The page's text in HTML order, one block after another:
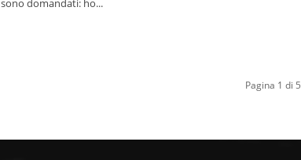
sono domandati: ho...
Pagina 1 di 5